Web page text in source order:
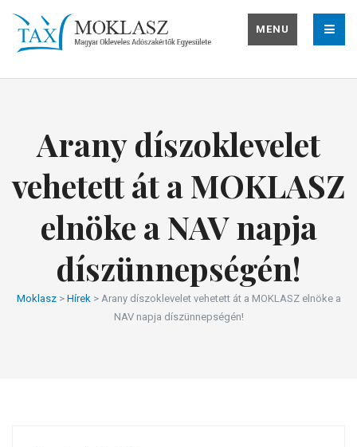
MENU
Arany díszoklevelet
vehetett át a MOKLASZ
elnöke a NAV napja
díszünnepségén!
Moklasz> Hírek > Arany díszoklevelet vehetett át a MOKLASZ elnöke a
NAV napja díszünnepségén!